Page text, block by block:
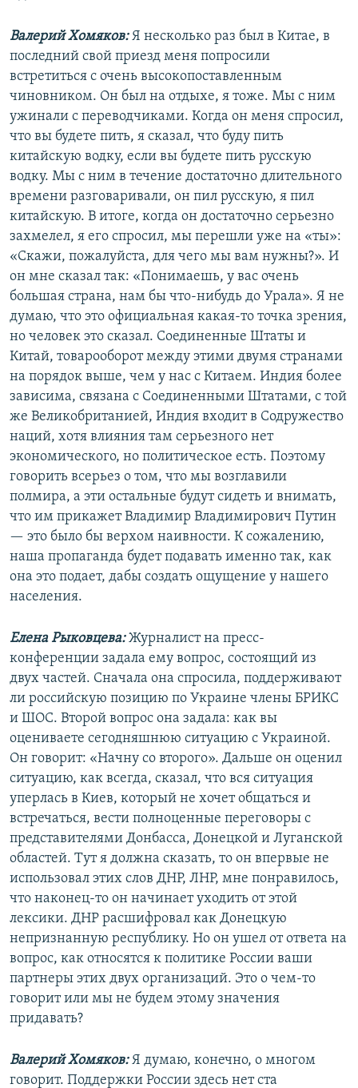
Валерий Хомяков:Я несколько раз был в Китае, в
последний свой приезд меня попросили
встретиться с очень высокопоставленным
чиновником. Он был на отдыхе, я тоже. Мы с ним
ужинали с переводчиками. Когда он меня спросил,
что вы будете пить, я сказал, что буду пить
китайскую водку, если вы будете пить русскую
водку. Мы с ним в течение достаточно длительного
времени разговаривали, он пил русскую, я пил
китайскую. В итоге, когда он достаточно серьезно
захмелел, я его спросил, мы перешли уже на «ты»:
«Скажи, пожалуйста, для чего мы вам нужны?». И
он мне сказал так: «Понимаешь, у вас очень
большая страна, нам бы что-нибудь до Урала». Я не
думаю, что это официальная какая-то точка зрения,
но человек это сказал. Соединенные Штаты и
Китай, товарооборот между этими двумя странами
на порядок выше, чем у нас с Китаем. Индия более
зависима, связана с Соединенными Штатами, с той
же Великобританией, Индия входит в Содружество
наций, хотя влияния там серьезного нет
экономического, но политическое есть. Поэтому
говорить всерьез о том, что мы возглавили
полмира, а эти остальные будут сидеть и внимать,
что им прикажет Владимир Владимирович Путин
— это было бы верхом наивности. К сожалению,
наша пропаганда будет подавать именно так, как
она это подает, дабы создать ощущение у нашего
населения.
Елена Рыковцева:Журналист на пресс-
конференции задала ему вопрос, состоящий из
двух частей. Сначала она спросила, поддерживают
ли российскую позицию по Украине члены БРИКС
и ШОС. Второй вопрос она задала: как вы
оцениваете сегодняшнюю ситуацию с Украиной.
Он говорит: «Начну со второго». Дальше он оценил
ситуацию, как всегда, сказал, что вся ситуация
уперлась в Киев, который не хочет общаться и
встречаться, вести полноценные переговоры с
представителями Донбасса, Донецкой и Луганской
областей. Тут я должна сказать, то он впервые не
использовал этих слов ДНР, ЛНР, мне понравилось,
что наконец-то он начинает уходить от этой
лексики. ДНР расшифровал как Донецкую
непризнанную республику. Но он ушел от ответа на
вопрос, как относятся к политике России ваши
партнеры этих двух организаций. Это о чем-то
говорит или мы не будем этому значения
придавать?
Валерий Хомяков:Я думаю, конечно, о многом
говорит. Поддержки России здесь нет ста